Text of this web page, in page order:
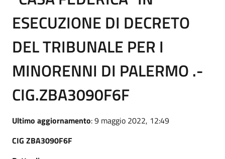
ESECUZIONE DI DECRETO
DEL TRIBUNALE PER I
MINORENNI DI PALERMO .-
CIG.ZBA3090F6F
Ultimo aggiornamento: 9 maggio 2022, 12:49
CIG ZBA3090F6F